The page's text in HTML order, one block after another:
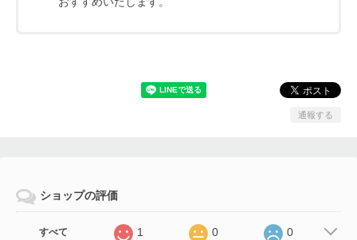
通報する
ショップの評価
すべて 1 0 0